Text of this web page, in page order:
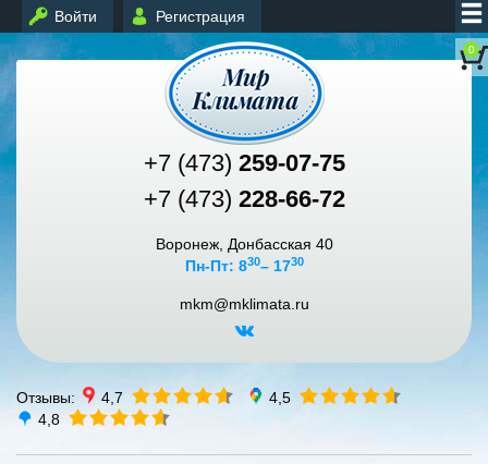
Войти Регистрация
0
+7 (473) 259-07-75
+7 (473) 228-66-72
Воронеж, Донбасская 40
Пн-Пт: 830– 1730
mkm@mklimata.ru
Отзывы: 4,7
4,5
4,8